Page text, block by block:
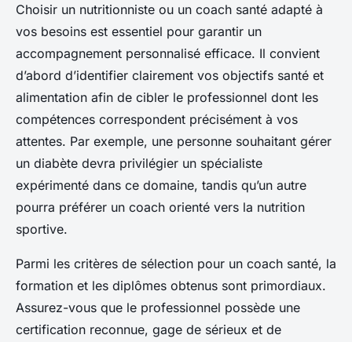
Choisir un nutritionniste ou un coach santé adapté à
vos besoins est essentiel pour garantir un
accompagnement personnalisé efficace. Il convient
d’abord d’identifier clairement vos objectifs santé et
alimentation afin de cibler le professionnel dont les
compétences correspondent précisément à vos
attentes. Par exemple, une personne souhaitant gérer
un diabète devra privilégier un spécialiste
expérimenté dans ce domaine, tandis qu’un autre
pourra préférer un coach orienté vers la nutrition
sportive.
Parmi les critères de sélection pour un coach santé, la
formation et les diplômes obtenus sont primordiaux.
Assurez-vous que le professionnel possède une
certification reconnue, gage de sérieux et de